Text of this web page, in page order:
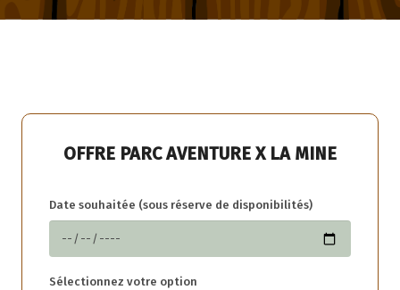
OFFRE PARC AVENTURE X LA MINE
Date souhaitée (sous réserve de disponibilités)
Sélectionnez votre option